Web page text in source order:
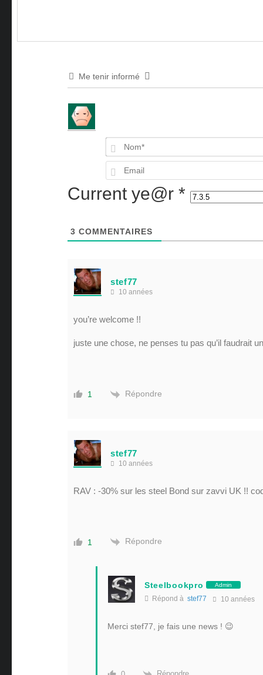
Me tenir informé
Current ye@r *
3 COMMENTAIRES
stef77
10 années
you’re welcome !!
juste une chose, ne penses tu pas qu’il faudrait
1 Répondre
stef77
10 années
RAV : -30% sur les steel Bond sur zavvi UK !!
1 Répondre
Steelbookpro Admin
Répond à stef77 10 années
Merci stef77, je fais une news ! 😉